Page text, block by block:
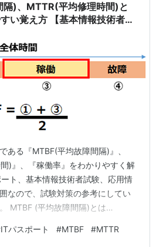
隔)、MTTR(平均修理時間)と
い覚え方 【基本情報技術者・
ある『MTBF(平均故障間隔)』、
間)』、『稼働率』をわかりやすく解
ト、基本情報技術者試験、応用情
なので、試験対策の参考にしてい
MTBF (平均故障間隔)とは
)の計算方法 MTBF(平均故障間隔)
ITパスポート #MTBF #MTTR